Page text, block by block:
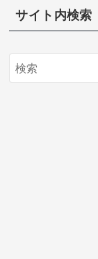
サイト内検索